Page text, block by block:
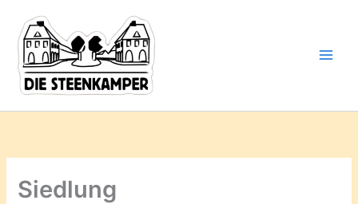
Inhalt
springen
Siedlung
deine
Mail-
Adresse
ein ...